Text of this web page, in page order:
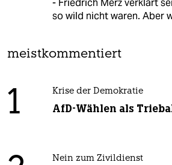
so wild nicht waren. Aber
meistkommentiert
1 Krise der Demokratie
AfD-Wählen als
Nein zum Zivildienst